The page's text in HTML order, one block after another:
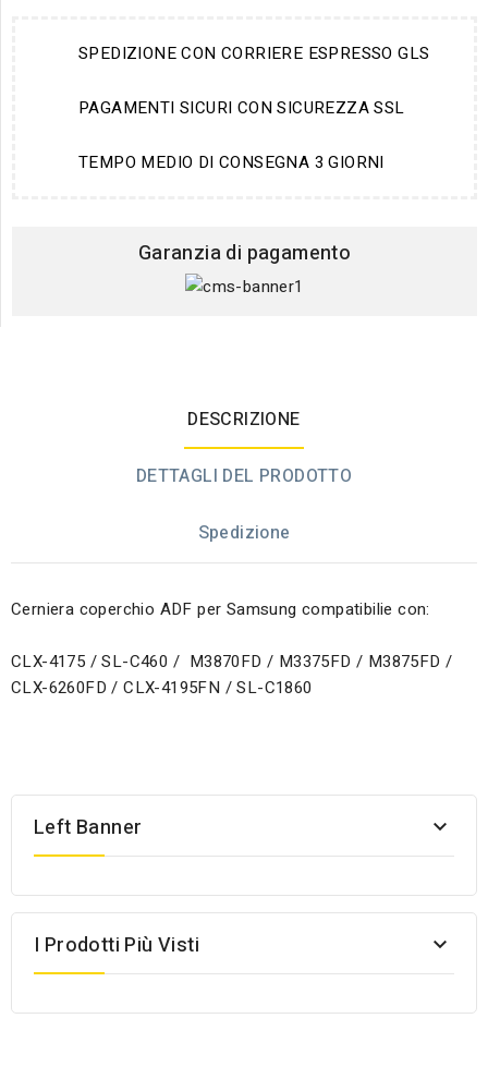
SPEDIZIONE CON CORRIERE ESPRESSO GLS
PAGAMENTI SICURI CON SICUREZZA SSL
TEMPO MEDIO DI CONSEGNA 3 GIORNI
Garanzia di pagamento
DESCRIZIONE
DETTAGLI DEL PRODOTTO
Spedizione
Cerniera coperchio ADF per Samsung compatibilie con:
CLX-4175 / SL-C460 / M3870FD / M3375FD / M3875FD /
CLX-6260FD / CLX-4195FN / SL-C1860
Left Banner 
I Prodotti Più Visti 